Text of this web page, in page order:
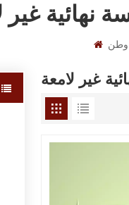
غير
وطن
غير لامعة